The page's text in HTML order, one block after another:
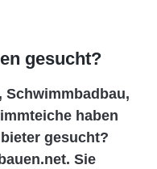
gesucht?
Schwimmbadbau,
haben
gesucht?
Sie